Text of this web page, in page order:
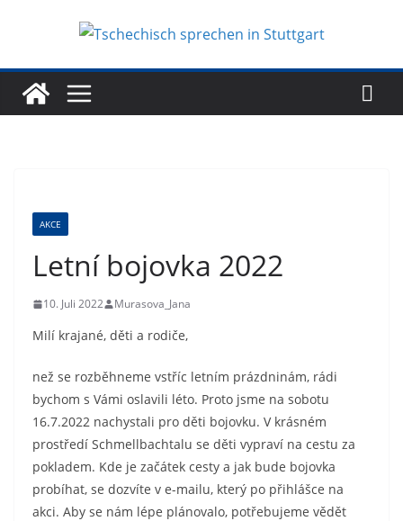
AKCE
Letní bojovka 2022
10. Juli 2022 Murasova_Jana
Milí krajané, děti a rodiče,
než se rozběhneme vstříc letním prázdninám, rádi
bychom s Vámi oslavili léto. Proto jsme na sobotu
16.7.2022 nachystali pro děti bojovku. V krásném
prostředí Schmellbachtalu se děti vypraví na cestu za
pokladem. Kde je začátek cesty a jak bude bojovka
probíhat, se dozvíte v e-mailu, který po přihlášce na
akci. Aby se nám lépe plánovalo, potřebujeme vědět